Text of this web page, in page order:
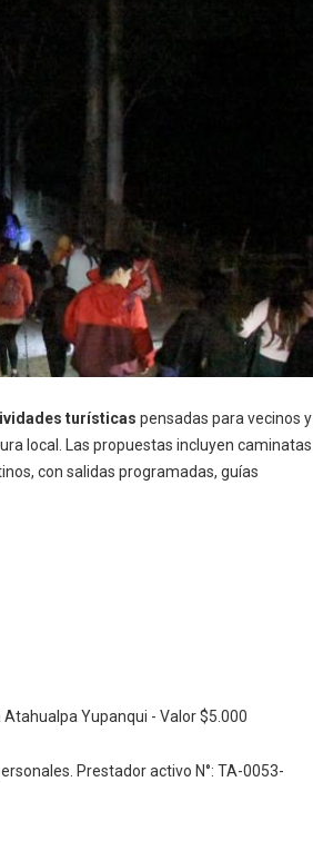
turísticas pensadas para vecinos y
local. Las propuestas incluyen caminatas
con salidas programadas, guías
Atahualpa Yupanqui - Valor $5.000
Prestador activo N°: TA-0053-